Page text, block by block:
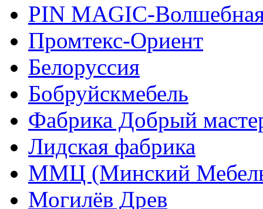
PIN MAGIС-
Промтекс-Ориент
Белоруссия
Бобруйскмебель
Фабрика Добрый
Лидская фабрика
ММЦ (Минский
Могилёв Древ